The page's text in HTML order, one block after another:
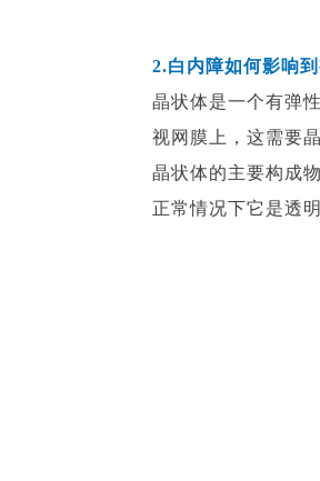
2.白内障如何影响
晶状体是一个有弹
视网膜上，这需要
晶状体的主要构成
正常情况下它是透